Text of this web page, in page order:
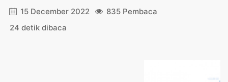
15 December 2022
835 Pembaca
24 detik dibaca